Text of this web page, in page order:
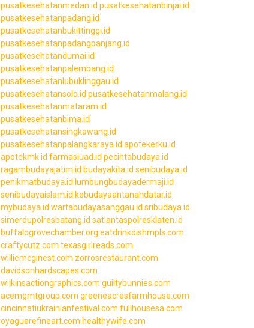
pusatkesehatanmedan.id pusatkesehatanbinjai.id
pusatkesehatanpadang.id
pusatkesehatanbukittinggi.id
pusatkesehatanpadangpanjang.id
pusatkesehatandumai.id
pusatkesehatanpalembang.id
pusatkesehatanlubuklinggau.id
pusatkesehatansolo.id pusatkesehatanmalang.id
pusatkesehatanmataram.id
pusatkesehatanbima.id
pusatkesehatansingkawang.id
pusatkesehatanpalangkaraya.id apotekerku.id
apotekmk.id farmasiuad.id pecintabudaya.id
ragambudayajatim.id budayakita.id senibudaya.id
penikmatbudaya.id lumbungbudayadermaji.id
senibudayaislam.id kebudayaantanahdatar.id
mybudaya.id wartabudayasanggau.id sribudaya.id
simerdupolresbatang.id satlantaspolresklaten.id
buffalogrovechamber.org eatdrinkdishmpls.com
craftycutz.com texasgirlreads.com
williemcginest.com zorrosrestaurant.com
davidsonhardscapes.com
wilkinsactiongraphics.com guiltybunnies.com
acemgmtgroup.com greeneacresfarmhouse.com
cincinnatiukrainianfestival.com fullhousesa.com
oyaguerefineart.com healthywife.com